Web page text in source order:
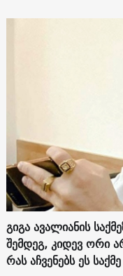
გიგა ავალიანის
შემდეგ, კიდევ ორი
რას აჩვენებს ეს საქმე